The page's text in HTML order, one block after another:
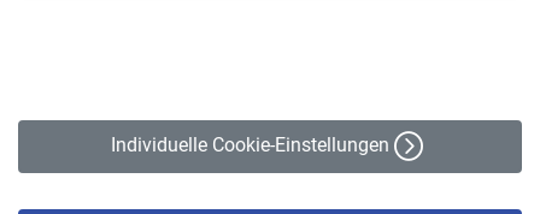
Individuelle Cookie-Einstellungen
Erklärung zur Barrierefreiheit